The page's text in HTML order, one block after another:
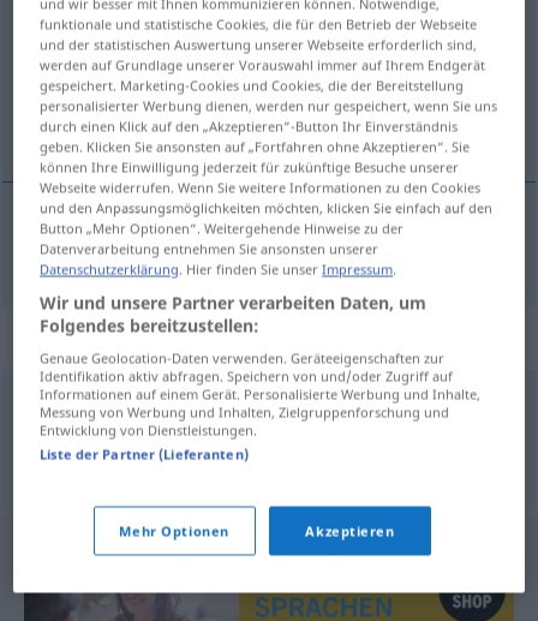
Übersicht aller Übersetzungen
(Für mehr Details die Übersetzung anklicken/antippen)
šišlat
šišlat lispeln
Synonyme für "lispeln"
(mit der Zunge) anstoßen
funktionale und statistische Cookies, die für den Betrieb der Webseite
und der statistischen Auswertung unserer Webseite erforderlich sind,
werden auf Grundlage unserer Vorauswahl immer auf Ihrem Endgerät
gespeichert. Marketing-Cookies und Cookies, die der Bereitstellung
personalisierter Werbung dienen, werden nur gespeichert, wenn Sie uns
durch einen Klick auf den „Akzeptieren“-Button Ihr Einverständnis
geben. Klicken Sie ansonsten auf „Fortfahren ohne Akzeptieren“. Sie
können Ihre Einwilligung jederzeit für zukünftige Besuche unserer
Webseite widerrufen. Wenn Sie weitere Informationen zu den Cookies
und den Anpassungsmöglichkeiten möchten, klicken Sie einfach auf den
Button „Mehr Optionen“. Weitergehende Hinweise zu der
Datenverarbeitung entnehmen Sie ansonsten unserer
Datenschutzerklärung . Hier finden Sie unserImpressum
Wir und unsere Partner verarbeiten Daten, um
Folgendes bereitzustellen:
Genaue Geolocation-Daten verwenden. Geräteeigenschaften zur
Identifikation aktiv abfragen. Speichern von und/oder Zugriff auf
Informationen auf einem Gerät. Personalisierte Werbung und Inhalte,
Messung von Werbung und Inhalten, Zielgruppenforschung und
Entwicklung von Dienstleistungen.
Liste der Partner (Lieferanten)
Mehr Optionen Akzeptieren